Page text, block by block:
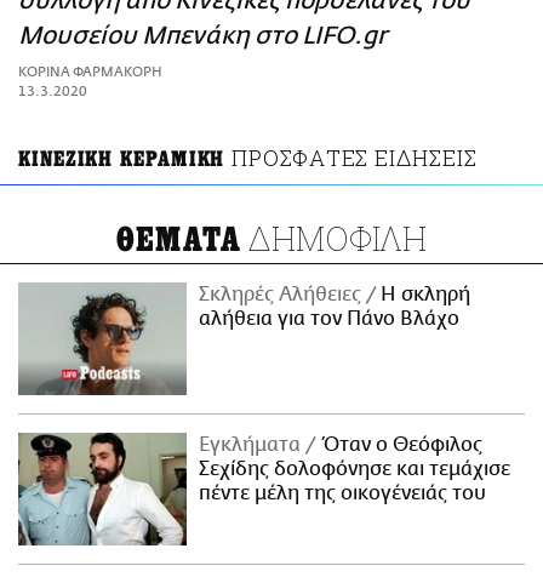
ΑΜΠΑ
PRINT
Μουσείου Μπενάκη στο LIFO.gr
ΚΟΡΙΝΑ ΦΑΡΜΑΚΟΡΗ
13.3.2020
ΚΙΝΕΖΙΚΗ ΚΕΡΑΜΙΚΗ ΠΡΟΣΦΑΤΕΣ ΕΙΔΗΣΕΙΣ
ΘΕΜΑΤΑ ΔΗΜΟΦΙΛΗ
Σκληρές Αλήθειες
H σκληρή
αλήθεια για τον Πάνο Βλάχο
Εγκλήματα
Όταν ο Θεόφιλος
Σεχίδης δολοφόνησε και τεμάχισε
πέντε μέλη της οικογένειάς του